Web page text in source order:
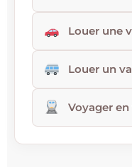
Louer une
Louer un
Voyager en